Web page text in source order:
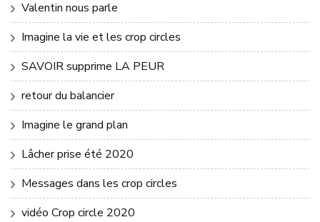
Valentin nous parle
Imagine la vie et les crop circles
SAVOIR supprime LA PEUR
retour du balancier
Imagine le grand plan
Lâcher prise été 2020
Messages dans les crop circles
vidéo Crop circle 2020